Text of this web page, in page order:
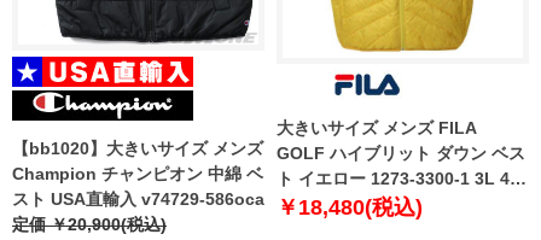
【bb1020】大きいサイズ メンズ
Champion チャンピオン 中綿 ベ
スト USA直輸入 v74729-586oca
定価 ￥20,900(税込)
大きいサイズ メンズ FILA
GOLF ハイブリット ダウン ベス
ト イエロー 1273-3300-1 3L 4L
5L 6L
￥18,480(税込)